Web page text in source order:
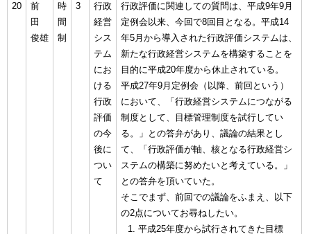
20
前
田
俊雄
時
間
制
3
行政
経営
シス
テム
にお
ける
行政
評価
の今
後に
つい
て
行政評価に関連しての質問は、平成9年9月
定例会以来、今回で8回目となる。平成14
年5月から導入された行政評価システムは、
新たな行政経営システムを構築することを
目的に平成20年度から休止されている。
平成27年9月定例会（以降、前回という）
において、「行政経営システムにつながる
制度として、目標管理制度を試行してい
る。」との答弁があり、議論の結果とし
て、「行政評価が軸、核となる行政経営シ
ステムの構築に努めたいと考えている。」
との答弁を頂いていた。
そこでまず、前回での議論をふまえ、以下
の2点についてお尋ねしたい。
平成25年度から試行されてきた目標